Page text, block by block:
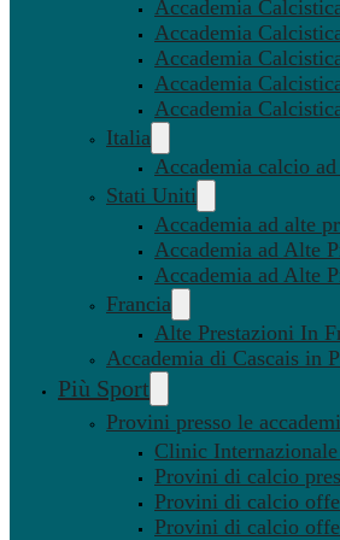
Accademia
Accademia
Accademia
Accademia
Accademia
Italia
Accademia calcio
Stati Uniti
Accademia ad alte
Accademia ad Alte
Accademia ad Alte
Francia
Alte Prestazioni In
Accademia di Cascais in
Più Sport
Provini presso le
Clinic
Provini di calcio
Provini di calcio
Provini di calcio